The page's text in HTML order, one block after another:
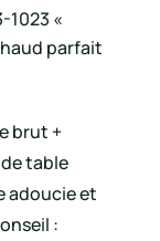
1023 «
parfait
brut +
table
adoucie et
: